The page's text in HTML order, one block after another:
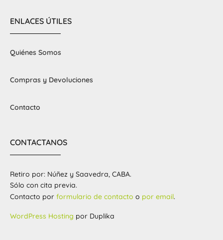
ENLACES ÚTILES
Quiénes Somos
Compras y Devoluciones
Contacto
CONTACTANOS
Retiro por: Núñez y Saavedra, CABA.
Sólo con cita previa.
Contacto por formulario de contacto o por email.
WordPress Hosting por Duplika